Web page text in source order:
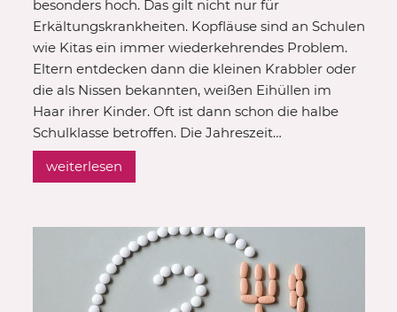
besonders hoch. Das gilt nicht nur für
Erkältungskrankheiten. Kopfläuse sind an Schulen
wie Kitas ein immer wiederkehrendes Problem.
Eltern entdecken dann die kleinen Krabbler oder
die als Nissen bekannten, weißen Eihüllen im
Haar ihrer Kinder. Oft ist dann schon die halbe
Schulklasse betroffen. Die Jahreszeit…
weiterlesen